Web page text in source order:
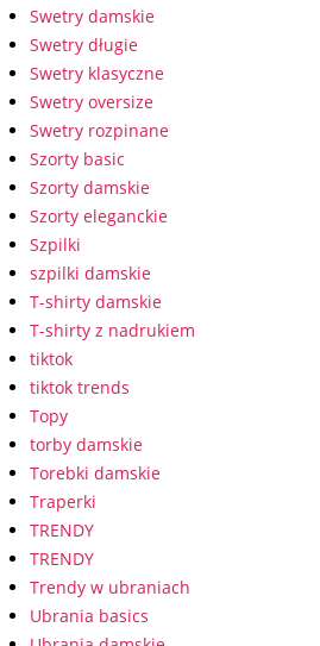
Swetry damskie
Swetry długie
Swetry klasyczne
Swetry oversize
Swetry rozpinane
Szorty basic
Szorty damskie
Szorty eleganckie
Szpilki
szpilki damskie
T-shirty damskie
T-shirty z nadrukiem
tiktok
tiktok trends
Topy
torby damskie
Torebki damskie
Traperki
TRENDY
TRENDY
Trendy w ubraniach
Ubrania basics